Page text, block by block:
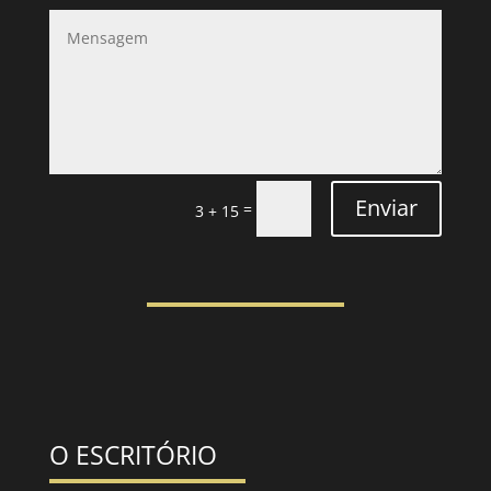
3 + 15 = Enviar
O ESCRITÓRIO